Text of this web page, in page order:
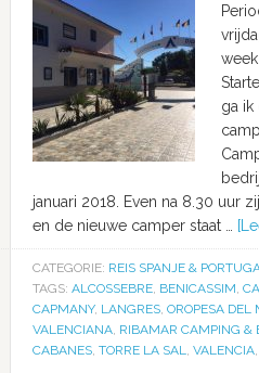
ga ik
januari 2018. Even na 8.30 uur
en de nieuwe camper staat …
CATEGORIE: REIS SPANJE &
TAGS: ALCOSSEBRE, BENICASSIM,
CAPMANY, LANGRES, OROPESA DEL
VALENCIANA, RIBAMAR CAMPING &
CABANES, TORRE LA SAL, VALENCIA,